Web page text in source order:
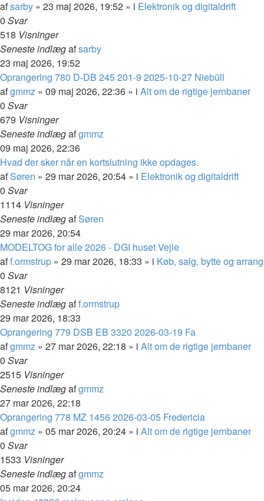
afsarby » 23 maj 2026, 19:52 » i Elektronik og digitaldrift
0 Svar
518 Visninger
Seneste indlægafsarby
23 maj 2026, 19:52
Oprangering 780 D-DB 245 201-9 2025-10-27 Niebüll
afgmmz » 09 maj 2026, 22:36 » i Alt om de rigtige jernbaner
0 Svar
679 Visninger
Seneste indlægafgmmz
09 maj 2026, 22:36
Hvad der sker når en kortslutning ikke opdages.
afSøren » 29 mar 2026, 20:54 » i Elektronik og digitaldrift
0 Svar
1114 Visninger
Seneste indlægafSøren
29 mar 2026, 20:54
MODELTOG for alle 2026 - DGI huset Vejle
aff.ormstrup » 29 mar 2026, 18:33 » i Køb, salg, bytte og
0 Svar
8121 Visninger
Seneste indlægaff.ormstrup
29 mar 2026, 18:33
Oprangering 779 DSB EB 3320 2026-03-19 Fa
afgmmz » 27 mar 2026, 22:18 » i Alt om de rigtige jernbaner
0 Svar
2515 Visninger
Seneste indlægafgmmz
27 mar 2026, 22:18
Oprangering 778 MZ 1456 2026-03-05 Fredericia
afgmmz » 05 mar 2026, 20:24 » i Alt om de rigtige jernbaner
0 Svar
1533 Visninger
Seneste indlægafgmmz
05 mar 2026, 20:24